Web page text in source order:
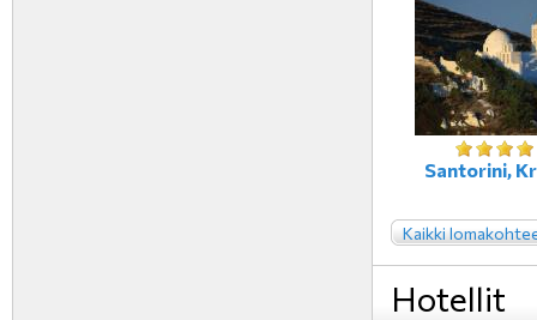
Santorini,
Kaikki
Hotellit